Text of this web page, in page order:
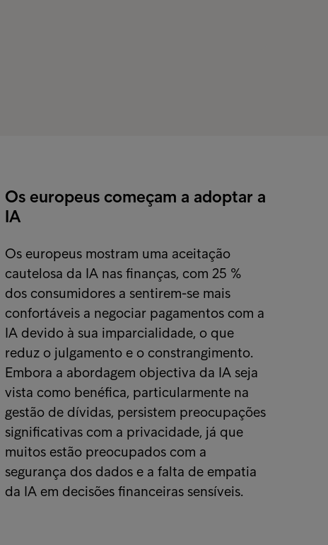
Os europeus começam a adoptar a
IA
Os europeus mostram uma aceitação
cautelosa da IA nas finanças, com 25 %
dos consumidores a sentirem-se mais
confortáveis a negociar pagamentos com a
IA devido à sua imparcialidade, o que
reduz o julgamento e o constrangimento.
Embora a abordagem objectiva da IA seja
vista como benéfica, particularmente na
gestão de dívidas, persistem preocupações
significativas com a privacidade, já que
muitos estão preocupados com a
segurança dos dados e a falta de empatia
da IA em decisões financeiras sensíveis.